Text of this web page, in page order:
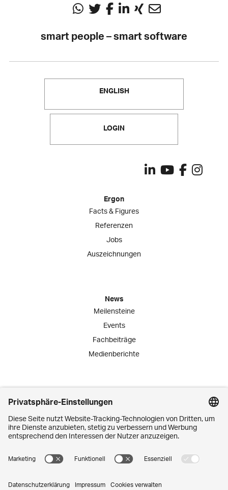
smart people – smart software
ENGLISH
LOGIN
Ergon
Facts & Figures
Referenzen
Jobs
Auszeichnungen
News
Meilensteine
Events
Fachbeiträge
Medienberichte
Engagement
Praktika
Schnuppertage
Mitarbeiter-Initiativen